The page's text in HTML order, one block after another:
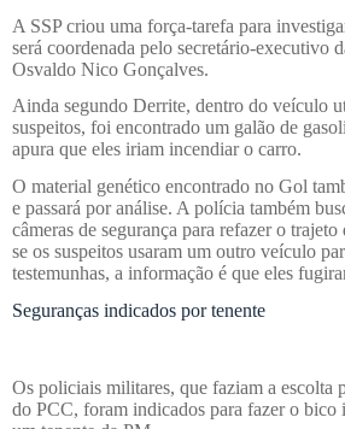
A SSP criou uma força-tarefa para
será coordenada pelo secretário-executivo
Osvaldo Nico Gonçalves.
Ainda segundo Derrite, dentro do veículo
suspeitos, foi encontrado um galão de
apura que eles iriam incendiar o carro.
O material genético encontrado no Gol
e passará por análise. A polícia também
câmeras de segurança para refazer o
se os suspeitos usaram um outro veículo
testemunhas, a informação é que eles
Seguranças indicados por tenente
Os policiais militares, que faziam a escolta
do PCC, foram indicados para fazer o bico